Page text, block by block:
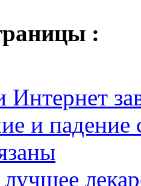
:
Интернет
и падение